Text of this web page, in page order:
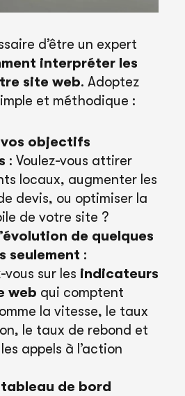
d’être un expert
interpréter les
site web. Adoptez
et méthodique :
objectifs
: Voulez-vous attirer
locaux, augmenter les
devis, ou optimiser la
de votre site ?
de quelques
seulement :
sur les indicateurs
web qui comptent
la vitesse, le taux
le taux de rebond et
appels à l’action
de bord